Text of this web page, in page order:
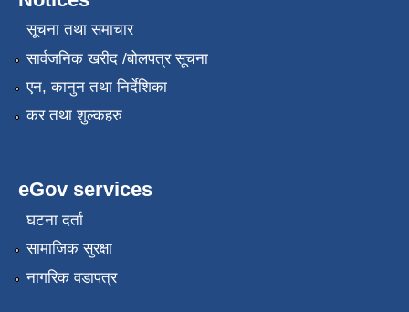
सूचना तथा समाचार
सार्वजनिक खरीद /बोलपत्र सूचना
एन, कानुन तथा निर्देशिका
कर तथा शुल्कहरु
eGov services
घटना दर्ता
सामाजिक सुरक्षा
नागरिक वडापत्र